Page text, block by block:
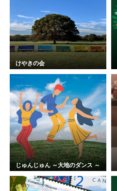
けやきの会
じゅんじゅん ～大地のダンス ～